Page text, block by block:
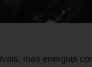
mas energias